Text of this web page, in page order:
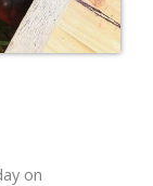
on